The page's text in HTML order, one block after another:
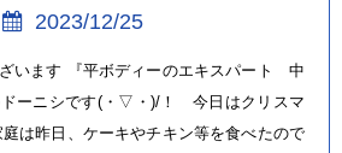
2023/12/25
います 『平ボディーのエキスパート 中
ドーニシです(・▽・)/！ 今日はクリスマ
は昨日、ケーキやチキン等を食べたので